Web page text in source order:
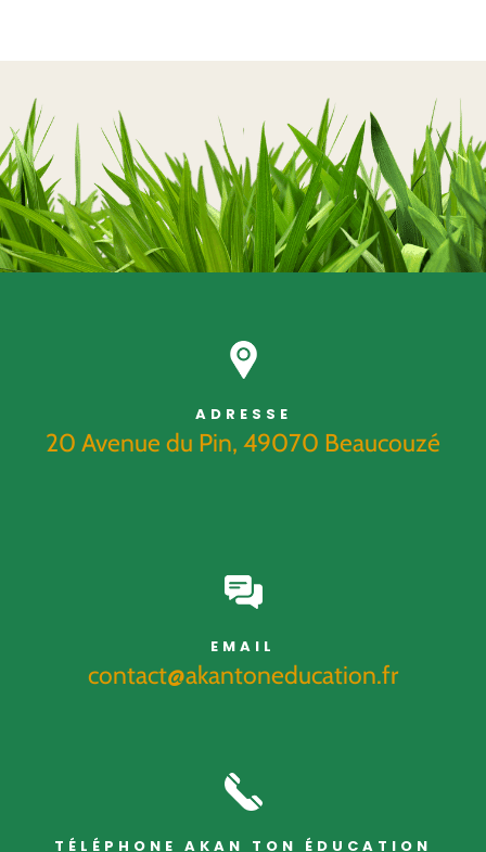
ADRESSE
20 Avenue du Pin, 49070 Beaucouzé
EMAIL
contact@akantoneducation.fr
TÉLÉPHONE AKAN TON ÉDUCATION